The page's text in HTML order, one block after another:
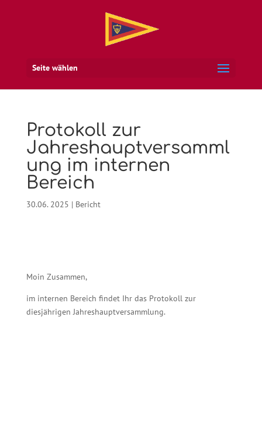
Seite wählen
Protokoll zur
Jahreshauptversamml
ung im internen
Bereich
30.06. 2025 | Bericht
Moin Zusammen,
im internen Bereich findet Ihr das Protokoll zur
diesjährigen Jahreshauptversammlung.